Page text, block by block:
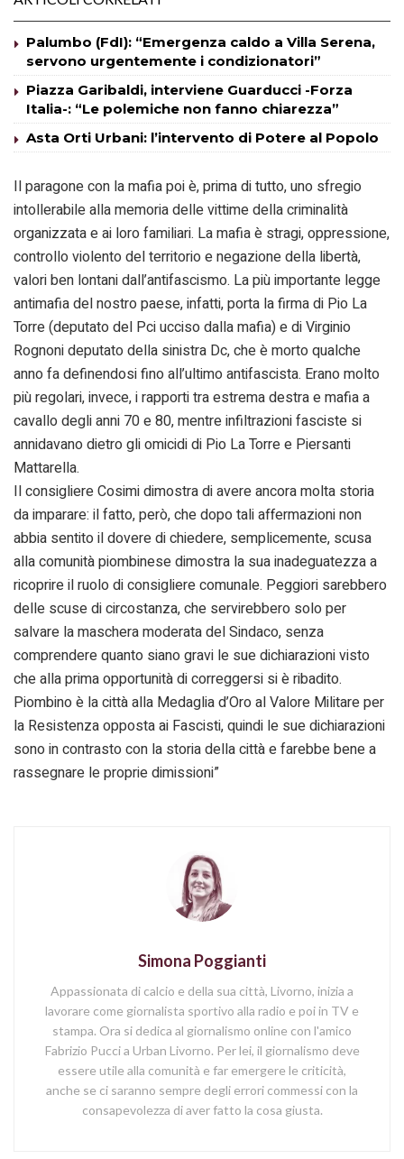
Palumbo (FdI): “Emergenza caldo a Villa Serena,
servono urgentemente i condizionatori”
Piazza Garibaldi, interviene Guarducci -Forza
Italia-: “Le polemiche non fanno chiarezza”
Asta Orti Urbani: l’intervento di Potere al Popolo
Il paragone con la mafia poi è, prima di tutto, uno sfregio
intollerabile alla memoria delle vittime della criminalità
organizzata e ai loro familiari. La mafia è stragi, oppressione,
controllo violento del territorio e negazione della libertà,
valori ben lontani dall’antifascismo. La più importante legge
antimafia del nostro paese, infatti, porta la firma di Pio La
Torre (deputato del Pci ucciso dalla mafia) e di Virginio
Rognoni deputato della sinistra Dc, che è morto qualche
anno fa definendosi fino all’ultimo antifascista. Erano molto
più regolari, invece, i rapporti tra estrema destra e mafia a
cavallo degli anni 70 e 80, mentre infiltrazioni fasciste si
annidavano dietro gli omicidi di Pio La Torre e Piersanti
Mattarella.
Il consigliere Cosimi dimostra di avere ancora molta storia
da imparare: il fatto, però, che dopo tali affermazioni non
abbia sentito il dovere di chiedere, semplicemente, scusa
alla comunità piombinese dimostra la sua inadeguatezza a
ricoprire il ruolo di consigliere comunale. Peggiori sarebbero
delle scuse di circostanza, che servirebbero solo per
salvare la maschera moderata del Sindaco, senza
comprendere quanto siano gravi le sue dichiarazioni visto
che alla prima opportunità di correggersi si è ribadito.
Piombino è la città alla Medaglia d’Oro al Valore Militare per
la Resistenza opposta ai Fascisti, quindi le sue dichiarazioni
sono in contrasto con la storia della città e farebbe bene a
rassegnare le proprie dimissioni”
Simona Poggianti
Appassionata di calcio e della sua città, Livorno, inizia a
lavorare come giornalista sportivo alla radio e poi in TV e
stampa. Ora si dedica al giornalismo online con l'amico
Fabrizio Pucci a Urban Livorno. Per lei, il giornalismo deve
essere utile alla comunità e far emergere le criticità,
anche se ci saranno sempre degli errori commessi con la
consapevolezza di aver fatto la cosa giusta.